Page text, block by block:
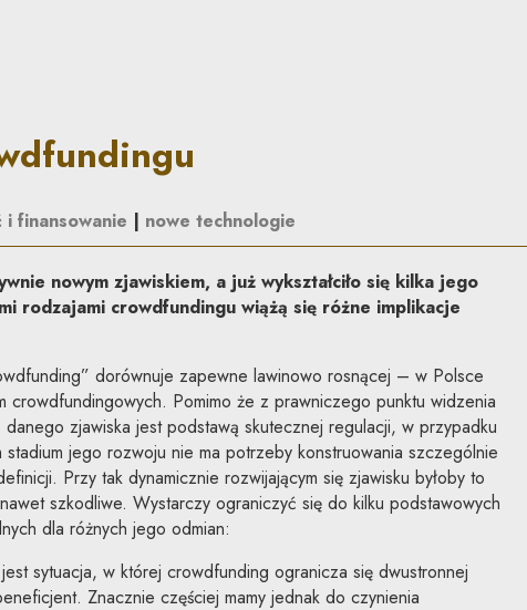
zasady
i finansowanie | nowe technologie
nowym zjawiskiem, a już wykształciło się kilka jego
rodzajami crowdfundingu wiążą się różne implikacje
dorównuje zapewne lawinowo rosnącej – w Polsce
crowdfundingowych. Pomimo że z prawniczego punktu widzenia
zjawiska jest podstawą skutecznej regulacji, w przypadku
jego rozwoju nie ma potrzeby konstruowania szczególnie
Przy tak dynamicznie rozwijającym się zjawisku byłoby to
szkodliwe. Wystarczy ograniczyć się do kilku podstawowych
dla różnych jego odmian:
sytuacja, w której crowdfunding ogranicza się dwustronnej
Znacznie częściej mamy jednak do czynienia